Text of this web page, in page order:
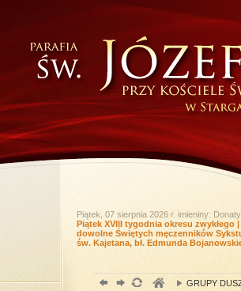
Piątek, 07 sierpnia 2026 r. imieniny:
Piątek XVIII tygodnia okresu zwykłego
dowolne Świętych męczenników
św. Kajetana, bł. Edmunda
GRUPY